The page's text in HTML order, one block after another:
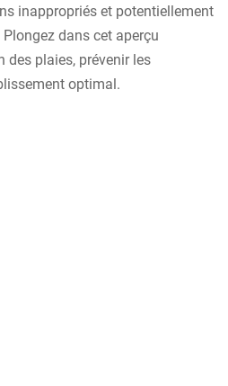
inappropriés et potentiellement
dans cet aperçu
plaies, prévenir les
optimal.